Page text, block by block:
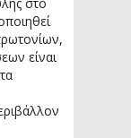
είναι